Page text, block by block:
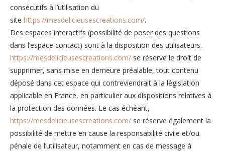
consécutifs à l’utilisation du
site https://mesdelicieusescreations.com/.
Des espaces interactifs (possibilité de poser des questions
dans l’espace contact) sont à la disposition des utilisateurs.
https://mesdelicieusescreations.com/ se réserve le droit de
supprimer, sans mise en demeure préalable, tout contenu
déposé dans cet espace qui contreviendrait à la législation
applicable en France, en particulier aux dispositions relatives à
la protection des données. Le cas échéant,
https://mesdelicieusescreations.com/ se réserve également la
possibilité de mettre en cause la responsabilité civile et/ou
pénale de l’utilisateur, notamment en cas de message à